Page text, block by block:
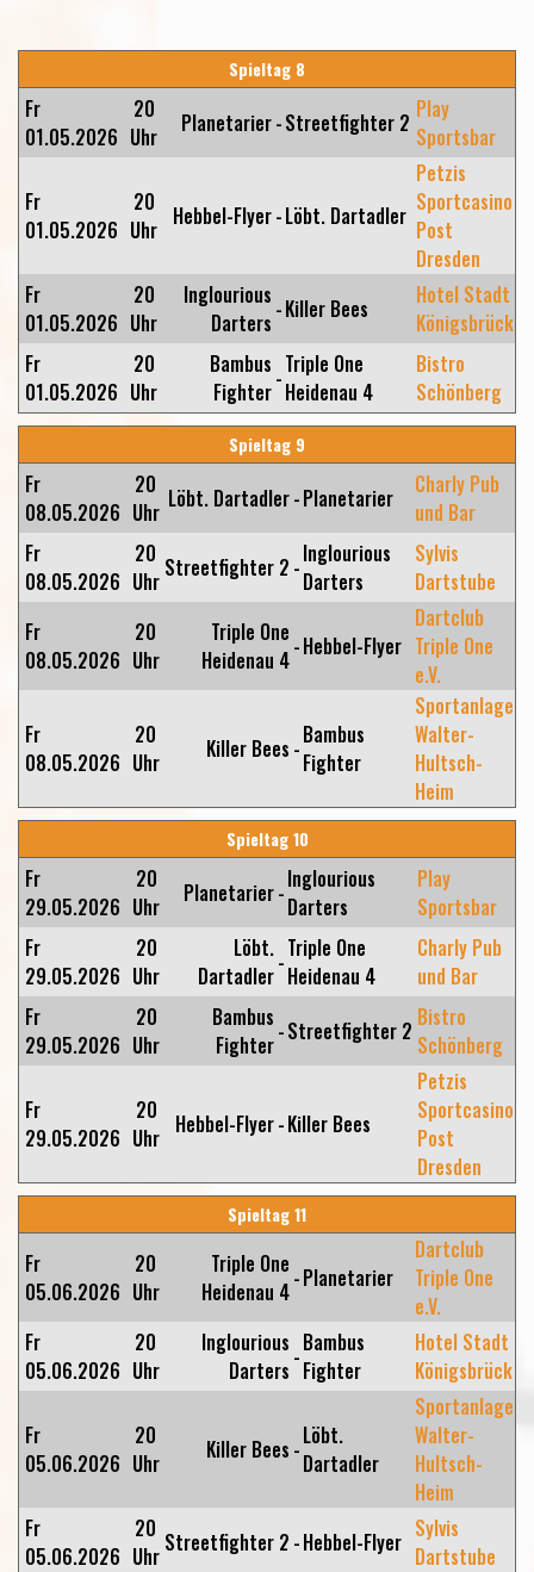
Spieltag 8
Fr
01.05.2026
20
Uhr
Planetarier-Streetfighter 2 Play
Sportsbar
Fr
01.05.2026
20
Uhr Hebbel-Flyer-Löbt. Dartadler
Petzis
Sportcasino
Post
Dresden
Fr
01.05.2026
20
Uhr
Inglourious
Darters -Killer Bees
Hotel Stadt
Königsbrück
Fr
01.05.2026
20
Uhr
Bambus
Fighter-Triple One
Heidenau 4
Bistro
Schönberg
Spieltag 9
Fr
08.05.2026
20
Uhr Löbt. Dartadler-Planetarier
Charly Pub
und Bar
Fr
08.05.2026
20
Uhr Streetfighter 2 -Inglourious
Darters
Sylvis
Dartstube
Fr
08.05.2026
20
Uhr
Triple One
Heidenau 4-Hebbel-Flyer
Dartclub
Triple One
e.V.
Fr
08.05.2026
20
Uhr
Killer Bees -Bambus
Fighter
Sportanlage
Walter-
Hultsch-
Heim
Spieltag 10
Fr
29.05.2026
20
Uhr
Planetarier-Inglourious
Darters
Play
Sportsbar
Fr
29.05.2026
20
Uhr
Löbt.
Dartadler-Triple One
Heidenau 4
Charly Pub
und Bar
Fr
29.05.2026
20
Uhr
Bambus
Fighter-Streetfighter 2 Bistro
Schönberg
Fr
29.05.2026
20
Uhr Hebbel-Flyer-Killer Bees
Petzis
Sportcasino
Post
Dresden
Spieltag 11
Fr
05.06.2026
20
Uhr
Triple One
Heidenau 4-Planetarier
Dartclub
Triple One
e.V.
Fr
05.06.2026
20
Uhr
Inglourious
Darters -Bambus
Fighter
Hotel Stadt
Königsbrück
Fr
05.06.2026
20
Uhr
Killer Bees -Löbt.
Dartadler
Sportanlage
Walter-
Hultsch-
Heim
Fr
05.06.2026
20
Uhr Streetfighter 2 -Hebbel-Flyer Sylvis
Dartstube